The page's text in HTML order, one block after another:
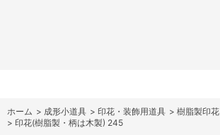
ホーム > 成形小道具 > 印花・装飾用道具 > 樹脂製印花
> 印花(樹脂製・柄は木製) 245